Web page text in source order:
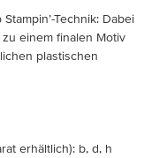
Technik: Dabei
einem finalen Motiv
plastischen
erhältlich): b, d, h